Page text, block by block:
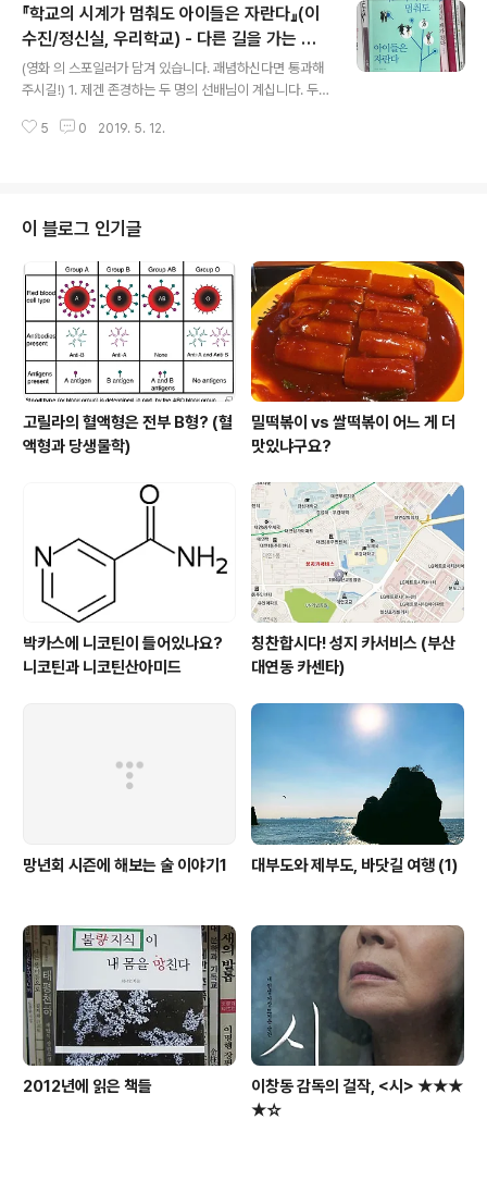
의 영화를 처음 본 것은 일본에서 포닥 마치고 국내로 돌아
와서 월급 백만원에 아내님 등처가 하던 시절. 봉준호 감독
의 데뷔작 를 보고, 박사 실업자를 다룬 영화라니, 천재가
나타났다고 대흥분. 그런데 평론가들이 점수를 너무 짜게
줘서 막 화를 냈던 기억이. 물론 그해 연말에 는 저주받은
걸작으로 재평가 되었지만.^^ 3. 는 수업에서 개고기 관련
『학교의 시계가 멈춰도 아이들은 자란다』(이
수진/정신실, 우리학교) - 다른 길을 가는 사
람들
(영화 의 스포일러가 담겨 있습니다. 괘념하신다면 통과해
주시길!) 1. 제겐 존경하는 두 명의 선배님이 계십니다. 두
니다. "잘 모르겠거든 OOO에게 가서 물어 보고 의논해 봐
다른 저자분은 제가 전에 이 블로그에서 소개한, 저를 사로
잡고 울렸던 책 을 쓰신 분입니다. 제가 책 출간 소식을 듣
고 바로 주문한 이유입니다. 2. 이 책을 집어든 또 하나의
이유는 '불안'을 다루고 있기 때문입니다. 제가 유독 집착하
는 몇가지 주제가 있는데 그 중의 하나가 불안입니다. 한국
사회는 불..
5 0 2019. 5. 12.
이 블로그 인기글
고릴라의 혈액형은 전부 B형? (혈
액형과 당생물학)
밀떡볶이 vs 쌀떡볶이 어느 게 더
맛있냐구요?
박카스에 니코틴이 들어있나요?
니코틴과 니코틴산아미드
칭찬합시다! 성지 카서비스 (부산
대연동 카센타)
망년회 시즌에 해보는 술 이야기1 대부도와 제부도, 바닷길 여행 (1)
2012년에 읽은 책들
이창동 감독의 걸작, <시> ★★★
★☆